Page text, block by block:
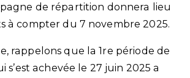
de répartition donnera lieu
à compter du 7 novembre 2025.
rappelons que la 1re période de
s’est achevée le 27 juin 2025 a